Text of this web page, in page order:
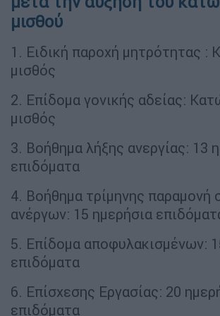
μισθού
1. Ειδική παροχή μητρότητας :
μισθός
2. Επίδομα γονικής αδείας:
μισθός
3. Βοήθημα λήξης ανεργίας: 13
επιδόματα
4. Βοήθημα τρίμηνης παραμονή
ανέργων: 15 ημερήσια
5. Επίδομα αποφυλακισμένων:
επιδόματα
6. Επίσχεσης Εργασίας: 20
επιδόματα